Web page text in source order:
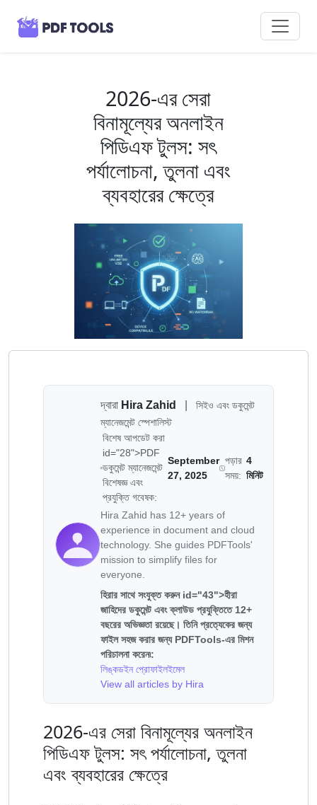
2026-এর সেরা
বিনামূল্যের অনলাইন
পিডিএফ টুলস: সৎ
পর্যালোচনা, তুলনা এবং
ব্যবহারের ক্ষেত্রে
দ্বারা Hira Zahid
সিইও এবং ডকুমেন্ট
ম্যানেজমেন্ট স্পেশালিস্ট
বিশেষ আপডেট করা
id="28">PDF
ডকুমেন্ট ম্যানেজমেন্ট
বিশেষজ্ঞ এবং
প্রযুক্তি গবেষক:
September
27, 2025
পড়ার
সময়:
4
মিনিট
Hira Zahid has 12+ years of
experience in document and cloud
technology. She guides PDFTools'
mission to simplify files for
everyone.
হিরার সাথে সংযুক্ত করুন id="43">হীরা
জাহিদের ডকুমেন্ট এবং ক্লাউড প্রযুক্তিতে 12+
বছরের অভিজ্ঞতা রয়েছে। তিনি প্রত্যেকের জন্য
ফাইল সহজ করার জন্য PDFTools-এর মিশন
পরিচালনা করেন৷:
লিঙ্কডইন প্রোফাইলইমেল
View all articles by Hira
2026-এর সেরা বিনামূল্যের অনলাইন
পিডিএফ টুলস: সৎ পর্যালোচনা, তুলনা
এবং ব্যবহারের ক্ষেত্রে